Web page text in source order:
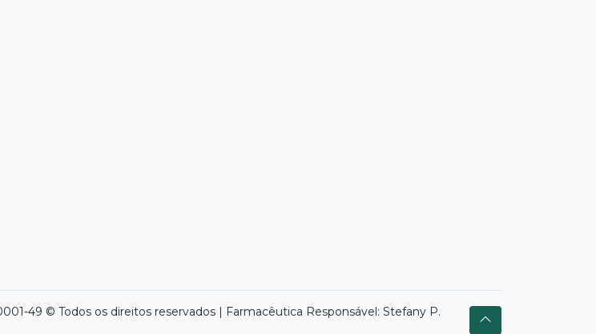
49 © Todos os direitos reservados | Farmacêutica Responsável: Stefany P.